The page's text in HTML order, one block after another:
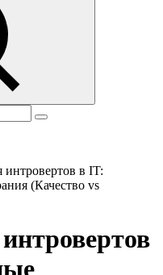
интровертов в IT:
(Качество vs